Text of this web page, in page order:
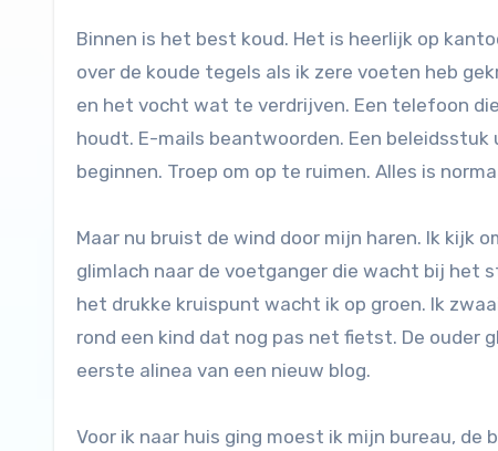
Binnen is het best koud. Het is heerlijk op
over de koude tegels als ik zere voeten heb
en het vocht wat te verdrijven. Een telefoon
houdt. E-mails beantwoorden. Een
beginnen. Troep om op te ruimen. Alles is
Maar nu bruist de wind door mijn haren. Ik kijk
glimlach naar de voetganger die wacht bij het
het drukke kruispunt wacht ik op groen. Ik
rond een kind dat nog pas net fietst. De ouder
eerste alinea van een nieuw blog.
Voor ik naar huis ging moest ik mijn bureau,